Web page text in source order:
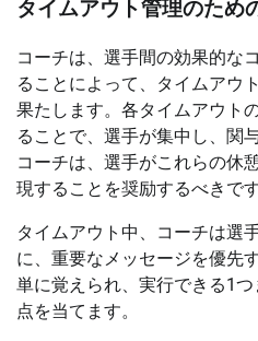
タイムアウト管理のため
コーチは、選手間の効果的な
ることによって、タイムアウ
果たします。各タイムアウト
ることで、選手が集中し、関
コーチは、選手がこれらの休
現することを奨励するべきです
タイムアウト中、コーチは選
に、重要なメッセージを優先
単に覚えられ、実行できる1
点を当てます。